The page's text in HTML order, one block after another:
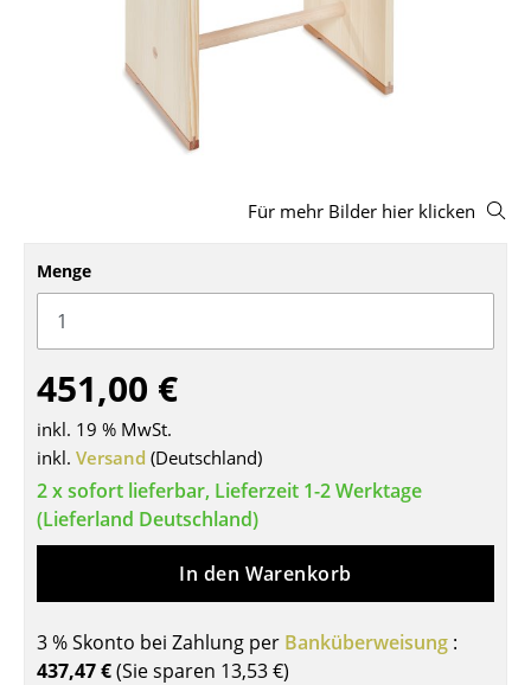
Bänke & Liegen
Schaukelstühle
Bürodrehstühle
Bürosessel
Einzelteile
... alle Sitzmöbel
Esstische
Beistelltische
Für mehr Bilder hier klicken
Menge
451,00 €
inkl. 19 % MwSt.
inkl. Versand (Deutschland)
2 x sofort lieferbar, Lieferzeit 1-2 Werktage
(Lieferland Deutschland)
In den Warenkorb
3 % Skonto bei Zahlung per Banküberweisung :
437,47 €(Sie sparen 13,53 €)